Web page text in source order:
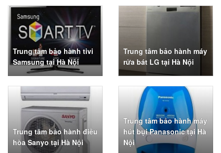
Trung tâm bảo hành tivi
Samsung tại Hà Nội
Trung tâm bảo hành máy
rửa bát LG tại Hà Nội
Trung tâm bảo hành điều
hòa Sanyo tại Hà Nội
Trung tâm bảo hành máy
hút bụi Panasonic tại Hà
Nội